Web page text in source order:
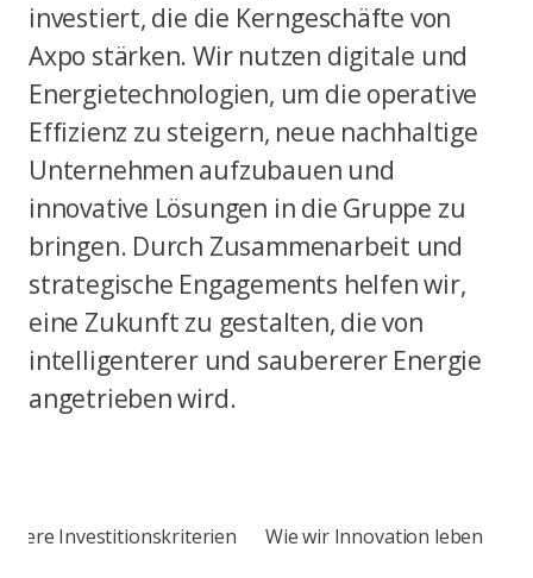
investiert, die die Kerngeschäfte von
Axpo stärken. Wir nutzen digitale und
Energietechnologien, um die operative
Effizienz zu steigern, neue nachhaltige
Unternehmen aufzubauen und
innovative Lösungen in die Gruppe zu
bringen. Durch Zusammenarbeit und
strategische Engagements helfen wir,
eine Zukunft zu gestalten, die von
intelligenterer und saubererer Energie
angetrieben wird.
leben Unser Team Häufig gestellte Fragen